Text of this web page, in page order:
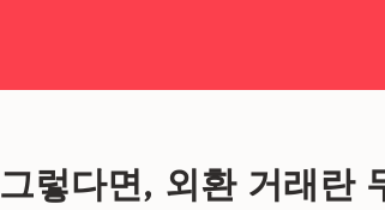
그렇다면, 외환 거래란